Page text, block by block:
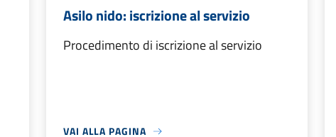
Asilo nido: iscrizione al servizio
Procedimento di iscrizione al servizio
VAI ALLA PAGINA